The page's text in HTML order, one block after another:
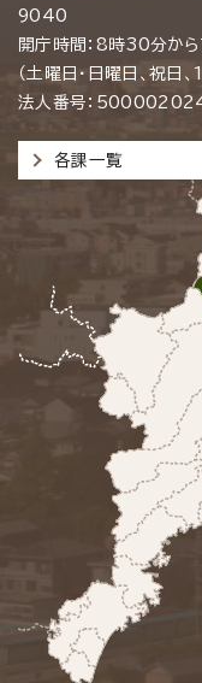
9040
開庁時間：8時30分か
（土曜日・日曜日、祝日
法人番号：
各課一覧